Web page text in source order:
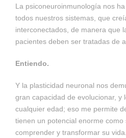
La psiconeuroinmunología nos
todos nuestros sistemas, que
interconectados, de manera que
pacientes deben ser tratadas de
Entiendo.
Y la plasticidad neuronal nos
gran capacidad de evolucionar, y
cualquier edad; eso me permite
tienen un potencial enorme
comprender y transformar su vida.